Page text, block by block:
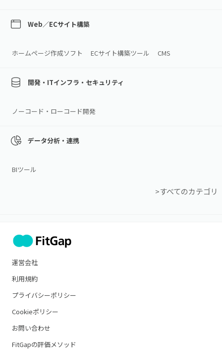
Web／ECサイト構築
ホームページ作成ソフト ECサイト構築ツール CMS
開発・ITインフラ・セキュリティ
ノーコード・ローコード開発
データ分析・連携
BIツール
>すべてのカテゴリ
運営会社
利用規約
プライバシーポリシー
Cookieポリシー
お問い合わせ
FitGapの評価メソッド